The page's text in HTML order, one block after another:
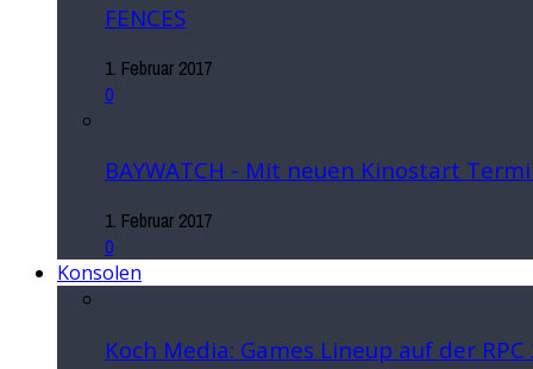
FENCES
1. Februar 2017
0
BAYWATCH - Mit neuen Kinostart
1. Februar 2017
0
Konsolen
Koch Media: Games Lineup auf der RPC